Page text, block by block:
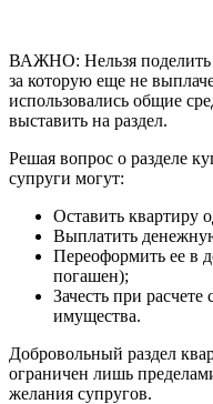
ВАЖНО: Нельзя поделить
за которую еще не
использовались общие
выставить на раздел.
Решая вопрос о разделе
супруги могут:
Оставить квартиру
Выплатить
Переоформить ее в
погашен);
Зачесть при расчете
имущества.
Добровольный раздел
ограничен лишь
желания супругов.